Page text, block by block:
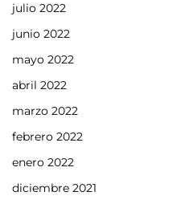
julio 2022
junio 2022
mayo 2022
abril 2022
marzo 2022
febrero 2022
enero 2022
diciembre 2021